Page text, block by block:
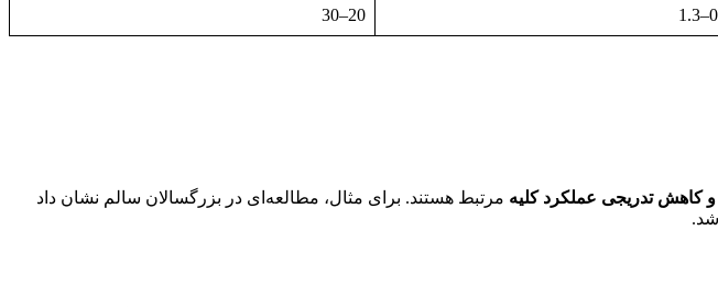
20–30
و کاهش تدریجی عملکرد کلیه مرتبط هستند. برای مثال، مطالعه‌ای در بزرگسالان سالم نشان داد
شد.